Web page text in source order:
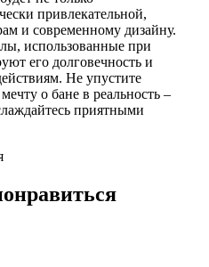
привлекательной,
и современному дизайну.
использованные при
его долговечность и
Не упустите
о бане в реальность –
приятными